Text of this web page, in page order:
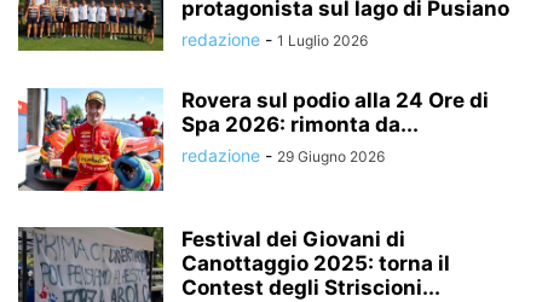
protagonista sul lago di Pusiano
redazione - 1 Luglio 2026
Rovera sul podio alla 24 Ore di
Spa 2026: rimonta da...
redazione - 29 Giugno 2026
Festival dei Giovani di
Canottaggio 2025: torna il
Contest degli Striscioni...